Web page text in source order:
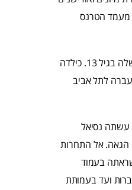
מעמד הטרנס
נסיאל החלה את תהליך המעבר שלה בגיל 13. כילדה
לתל אביב
עשתה נסיאל
הגאה. אל התחרות
בעמוד
ועד בעמותת